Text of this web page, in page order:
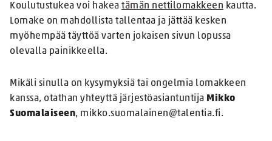
Koulutustukea voi hakea tämän nettilomakkeen kautta.
Lomake on mahdollista tallentaa ja jättää kesken
myöhempää täyttöä varten jokaisen sivun lopussa
olevalla painikkeella.
Mikäli sinulla on kysymyksiä tai ongelmia lomakkeen
kanssa, otathan yhteyttä järjestöasiantuntija Mikko
Suomalaiseen, mikko.suomalainen@talentia.fi.